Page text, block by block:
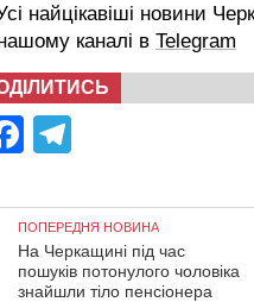
найцікавіші новини
каналі в Telegram
Facebook
ПОПЕРЕДНЯ НОВИНА
На Черкащині під час
пошуків потонулого чоловіка
знайшли тіло пенсіонера